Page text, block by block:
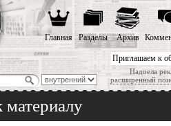
Приглашаем к
Надоела
расширенный
Главная Разделы Архив